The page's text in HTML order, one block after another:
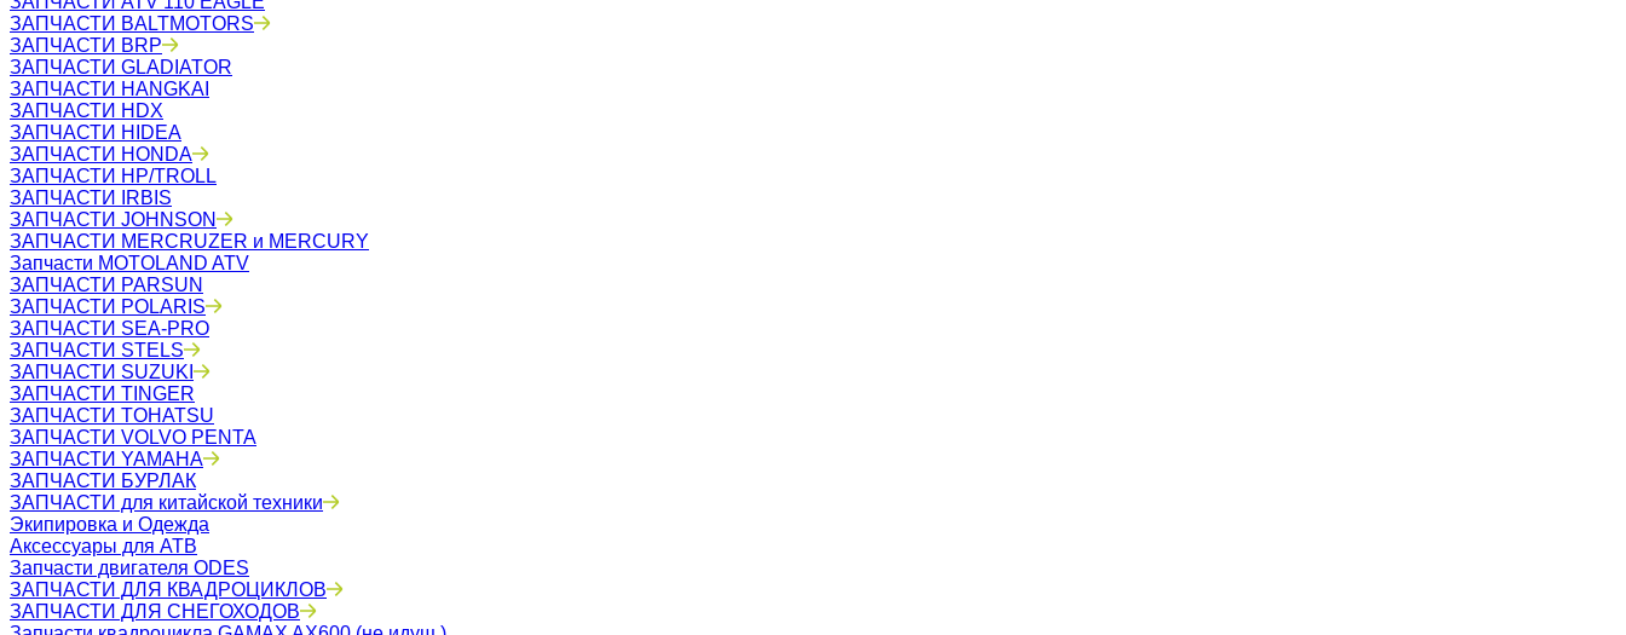
ЗАПЧАСТИ BALTMOTORS
ЗАПЧАСТИ BRP
ЗАПЧАСТИ GLADIATOR
ЗАПЧАСТИ HANGKAI
ЗАПЧАСТИ HDX
ЗАПЧАСТИ HIDEA
ЗАПЧАСТИ HONDA
ЗАПЧАСТИ HP/TROLL
ЗАПЧАСТИ IRBIS
ЗАПЧАСТИ JOHNSON
ЗАПЧАСТИ MERCRUZER и MERCURY
Запчасти MOTOLAND ATV
ЗАПЧАСТИ PARSUN
ЗАПЧАСТИ POLARIS
ЗАПЧАСТИ SEA-PRO
ЗАПЧАСТИ STELS
ЗАПЧАСТИ SUZUKI
ЗАПЧАСТИ TINGER
ЗАПЧАСТИ TOHATSU
ЗАПЧАСТИ VOLVO PENTA
ЗАПЧАСТИ YAMAHA
ЗАПЧАСТИ БУРЛАК
ЗАПЧАСТИ для китайской техники
Экипировка и Одежда
Аксессуары для АТВ
Запчасти двигателя ODES
ЗАПЧАСТИ ДЛЯ КВАДРОЦИКЛОВ
ЗАПЧАСТИ ДЛЯ СНЕГОХОДОВ